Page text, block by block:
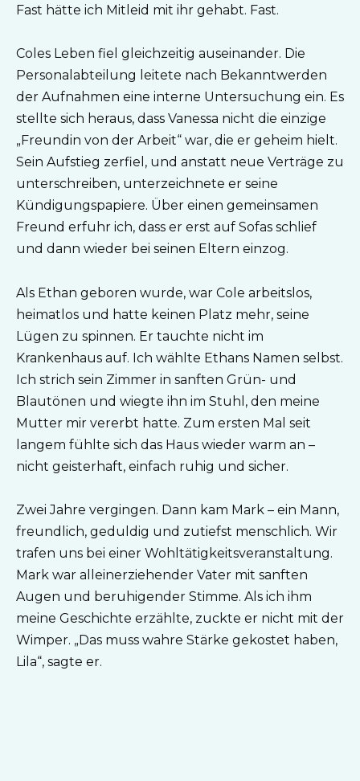
Fast hätte ich Mitleid mit ihr gehabt. Fast.
Coles Leben fiel gleichzeitig auseinander. Die
Personalabteilung leitete nach Bekanntwerden
der Aufnahmen eine interne Untersuchung ein. Es
stellte sich heraus, dass Vanessa nicht die einzige
„Freundin von der Arbeit“ war, die er geheim hielt.
Sein Aufstieg zerfiel, und anstatt neue Verträge zu
unterschreiben, unterzeichnete er seine
Kündigungspapiere. Über einen gemeinsamen
Freund erfuhr ich, dass er erst auf Sofas schlief
und dann wieder bei seinen Eltern einzog.
Als Ethan geboren wurde, war Cole arbeitslos,
heimatlos und hatte keinen Platz mehr, seine
Lügen zu spinnen. Er tauchte nicht im
Krankenhaus auf. Ich wählte Ethans Namen selbst.
Ich strich sein Zimmer in sanften Grün- und
Blautönen und wiegte ihn im Stuhl, den meine
Mutter mir vererbt hatte. Zum ersten Mal seit
langem fühlte sich das Haus wieder warm an –
nicht geisterhaft, einfach ruhig und sicher.
Zwei Jahre vergingen. Dann kam Mark – ein Mann,
freundlich, geduldig und zutiefst menschlich. Wir
trafen uns bei einer Wohltätigkeitsveranstaltung.
Mark war alleinerziehender Vater mit sanften
Augen und beruhigender Stimme. Als ich ihm
meine Geschichte erzählte, zuckte er nicht mit der
Wimper. „Das muss wahre Stärke gekostet haben,
Lila“, sagte er.